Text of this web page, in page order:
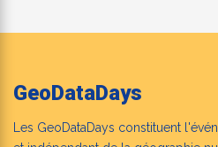
GeoDataDays
Les GeoDataDays constituent